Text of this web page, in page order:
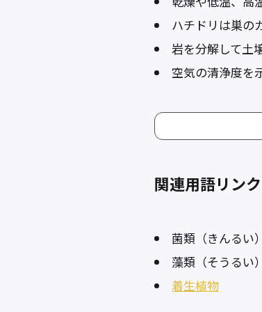
ハチドリは巣の
岩を分解して土
空気の清浄度を
関連用語リンク
菌類（きんるい）
藻類（そうるい）
着生植物